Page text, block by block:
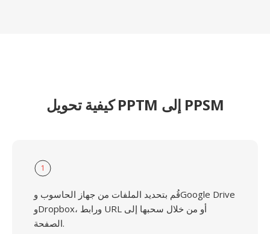
كيفية تحويل PPTM إلى PPSM
1
قُم بتحديد الملفات من جهاز الحاسوب وGoogle Drive
وDropbox، ورابط URL أو من خلال سحبها إلى
الصفحة.